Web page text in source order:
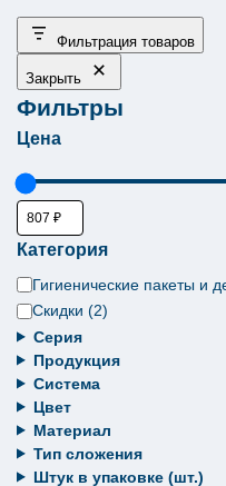
Фильтрация товаров
Закрыть
Фильтры
Цена
Категория
Категория
Гигиенические пакеты и
Скидки (2)
Серия
Продукция
Система
Цвет
Материал
Тип сложения
Штук в упаковке (шт.)